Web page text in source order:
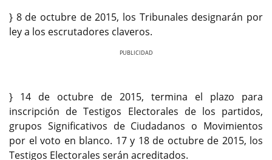
} 8 de octubre de 2015, los Tribunales designarán por
ley a los escrutadores claveros.
} 14 de octubre de 2015, termina el plazo para
inscripción de Testigos Electorales de los partidos,
grupos Significativos de Ciudadanos o Movimientos
por el voto en blanco. 17 y 18 de octubre de 2015, los
Testigos Electorales serán acreditados.